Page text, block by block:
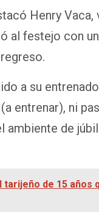
Henry Vaca,
al festejo con
a su
entrenar), ni
ambiente de
de 15 años